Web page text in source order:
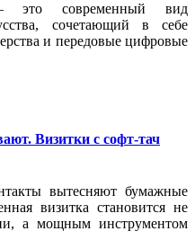
современный вид
сочетающий в себе
и передовые цифровые
Визитки с софт-тач
вытесняют бумажные
визитка становится не
а мощным инструментом